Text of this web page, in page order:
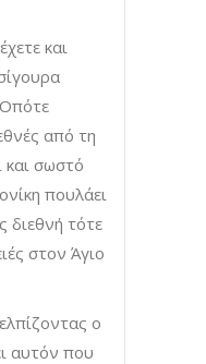
και
από τη
και σωστό
πουλάει
διεθνή τότε
στον Άγιο
ο
αυτόν που